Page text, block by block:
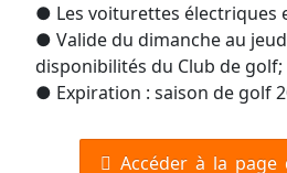
● Les voiturettes électriques
● Valide du dimanche au
disponibilités du Club de golf;
● Expiration : saison de golf
Accéder à la page